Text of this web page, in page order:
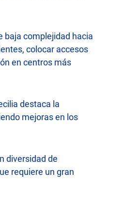
baja complejidad hacia
colocar accesos
en centros más
destaca la
mejoras en los
diversidad de
requiere un gran